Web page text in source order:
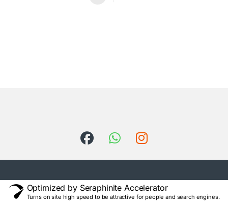
Optimized by Seraphinite Accelerator
Turns on site high speed to be attractive for people and search engines.